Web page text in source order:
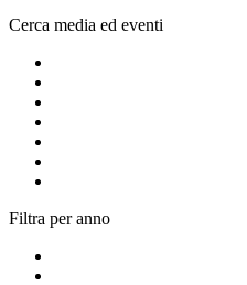
Cerca media ed eventi
Filtra per anno